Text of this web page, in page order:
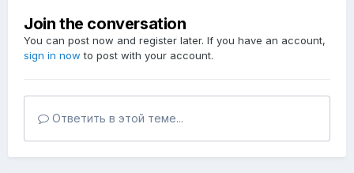
Join the conversation
You can post now and register later. If you have an account,
sign in now to post with your account.
Ответить в этой теме...